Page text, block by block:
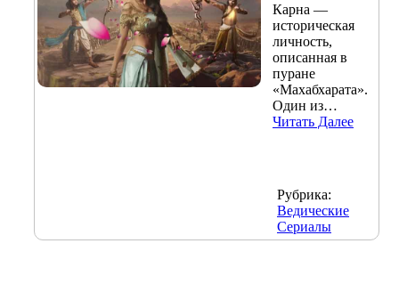
Карна —
историческая
личность,
описанная в
пуране
«Махабхарата».
Один из…
Читать Далее
Рубрика:
Ведические
Сериалы